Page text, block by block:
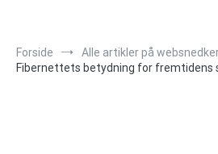
Forside
Alle artikler på
Fibernettets betydning for fremtidens